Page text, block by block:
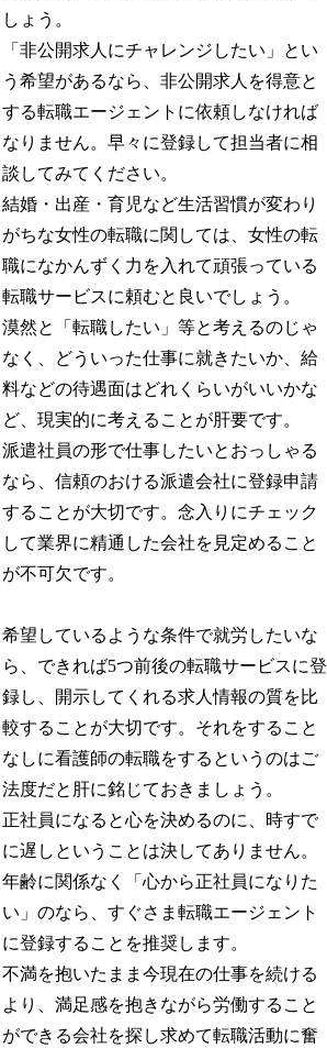
しょう。
「非公開求人にチャレンジしたい」とい
う希望があるなら、非公開求人を得意と
する転職エージェントに依頼しなければ
なりません。早々に登録して担当者に相
談してみてください。
結婚・出産・育児など生活習慣が変わり
がちな女性の転職に関しては、女性の転
職になかんずく力を入れて頑張っている
転職サービスに頼むと良いでしょう。
漠然と「転職したい」等と考えるのじゃ
なく、どういった仕事に就きたいか、給
料などの待遇面はどれくらいがいいかな
ど、現実的に考えることが肝要です。
派遣社員の形で仕事したいとおっしゃる
なら、信頼のおける派遣会社に登録申請
することが大切です。念入りにチェック
して業界に精通した会社を見定めること
が不可欠です。
希望しているような条件で就労したいな
ら、できれば5つ前後の転職サービスに登
録し、開示してくれる求人情報の質を比
較することが大切です。それをすること
なしに看護師の転職をするというのはご
法度だと肝に銘じておきましょう。
正社員になると心を決めるのに、時すで
に遅しということは決してありません。
年齢に関係なく「心から正社員になりた
い」のなら、すぐさま転職エージェント
に登録することを推奨します。
不満を抱いたまま今現在の仕事を続ける
より、満足感を抱きながら労働すること
ができる会社を探し求めて転職活動に奮